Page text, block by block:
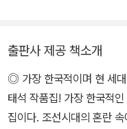
대표로 있으며, 대통령 자
한국예술평론가협의회 선
다. 저서로 <북소리 울릴때(산문집)>, <백마강 달밤에>, <오태석 희
곡전집(전4권)>이, 작품집
출판사 제공 책소개
◎ 가장 한국적이며 현 세
태석 작품집! 가장 한국적인 연극 만들기에 앞장서는 오태석의 작품
집이다. 조선시대의 혼란 속에서 근근히 이어지는 생명의 끈을 태로